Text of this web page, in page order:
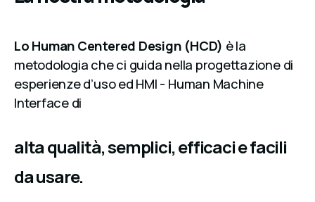
Lo Human Centered Design (HCD) è la
metodologia che ci guida nella progettazione di
esperienze d’uso ed HMI - Human Machine
Interface di
alta qualità, semplici, efficaci e facili
da usare.